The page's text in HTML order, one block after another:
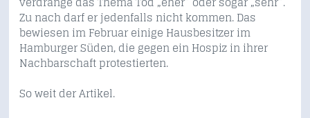
Zu nach darf er jedenfalls nicht kommen. Das
bewiesen im Februar einige Hausbesitzer im
Hamburger Süden, die gegen ein Hospiz in ihrer
Nachbarschaft protestierten.
So weit der Artikel.